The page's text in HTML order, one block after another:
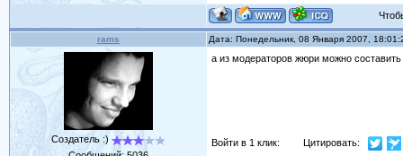
rams Дата: Понедельник, 08 Января 2007,
Создатель :)
а из модераторов жюри можно составить
Войти в 1 клик: Цитировать: